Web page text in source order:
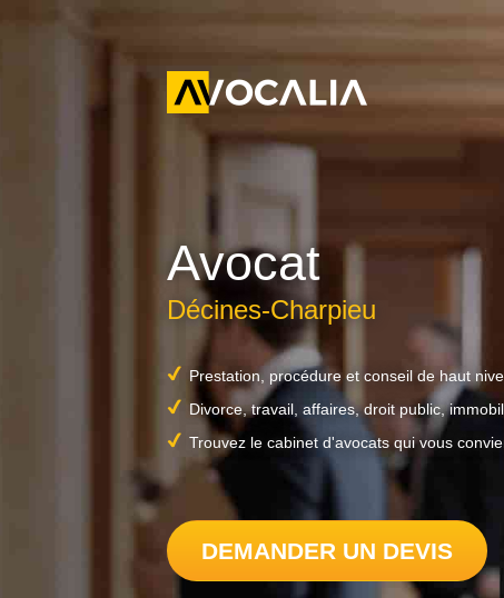
Avocat
Décines-Charpieu
Prestation, procédure et conseil de haut
Divorce, travail, affaires, droit public,
Trouvez le cabinet d'avocats qui vous
DEMANDER UN DEVIS